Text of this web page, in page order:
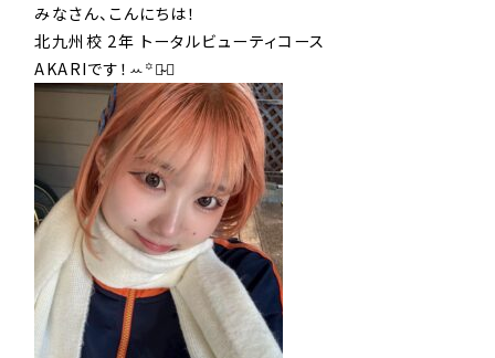
みなさん、こんにちは！
北九州校 2年 トータルビューティコース
AKARIです！ꕀ️꙳♡̴⟡